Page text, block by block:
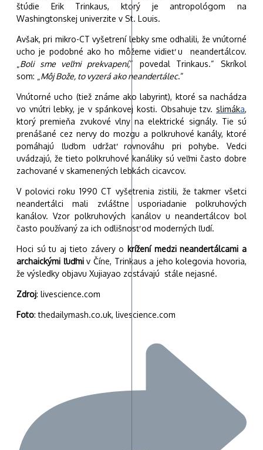
štúdie Erik Trinkaus, ktorý je antropológom na
Washingtonskej univerzite v St. Louis.
Avšak, pri mikro-CT vyšetrení lebky sme odhalili, že vnútorné
ucho je podobné ako ho môžeme vidieť u neandertálcov.
„Boli sme veľmi prekvapení,“ povedal Trinkaus.“ Skríkol
som: „Môj Bože, to vyzerá ako neandertálec.“
Vnútorné ucho (tiež známe ako labyrint), ktoré sa nachádza
vo vnútri lebky, je v spánkovej kosti. Obsahuje tzv. slimáka,
ktorý premieňa zvukové vlny na elektrické signály. Tie sú
prenášané cez nervy do mozgu a polkruhové kanály, ktoré
pomáhajú ľuďom udržať rovnováhu pri pohybe. Vedci
uvádzajú, že tieto polkruhové kanáliky sú veľmi často dobre
zachované v skamenených lebkách cicavcov.
V polovici roku 1990 CT vyšetrenia zistili, že takmer všetci
neandertálci mali zvláštne usporiadanie polkruhových
kanálov. Vzor polkruhových kanálov u neandertálcov bol
často používaný za ich odlišnosť od moderných ľudí.
Hoci sú tu aj tieto závery o krížení medzi neandertálcami a
archaickými ľuďmiv Číne, Trinkaus a jeho kolegovia hovoria,
že výsledky objavu Xujiayao zostávajú stále nejasné.
Zdroj: livescience.com
Foto: thedailymash.co.uk, livescience.com